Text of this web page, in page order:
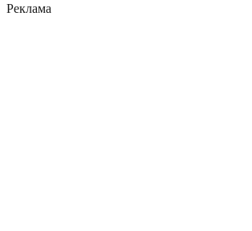
Реклама